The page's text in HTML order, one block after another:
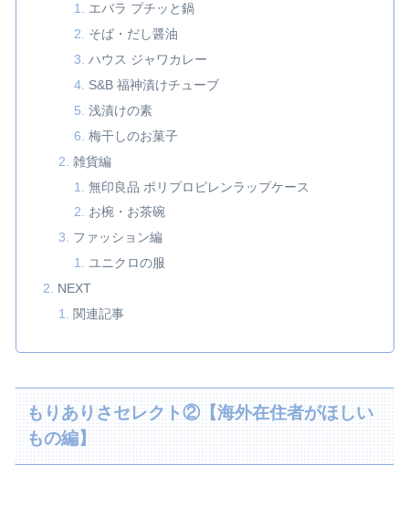
エバラ プチッと鍋
そば・だし醤油
ハウス ジャワカレー
S&B 福神漬けチューブ
浅漬けの素
梅干しのお菓子
雑貨編
無印良品 ポリプロピレンラップケース
お椀・お茶碗
ファッション編
ユニクロの服
NEXT
関連記事
もりありさセレクト②【海外在住者がほしい
もの編】